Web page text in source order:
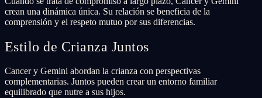
crean una dinámica única. Su relación se beneficia de la
comprensión y el respeto mutuo por sus diferencias.
Estilo de Crianza Juntos
Cancer y Gemini abordan la crianza con perspectivas
complementarias. Juntos pueden crear un entorno familiar
equilibrado que nutre a sus hijos.